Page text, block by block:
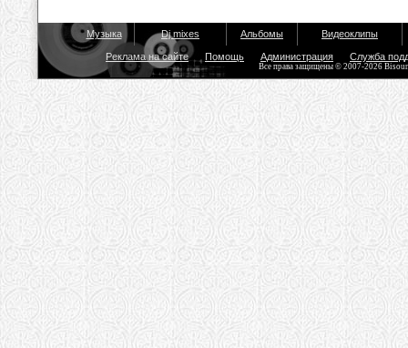
Музыка Dj mixes Альбомы Видеоклипы
Реклама на сайте Помощь Администрация Служба
Все права защищены © 2007-2026